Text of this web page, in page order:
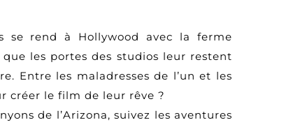
se rend à Hollywood avec la ferme
les portes des studios leur restent
Entre les maladresses de l’un et les
créer le film de leur rêve ?
de l’Arizona, suivez les aventures